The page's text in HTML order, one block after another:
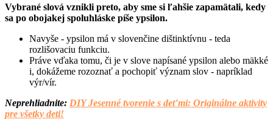
Vybrané slová vznikli preto, aby sme si ľahšie zapamätali, kedy
sa po obojakej spoluhláske píše ypsilon.
Navyše - ypsilon má v slovenčine dištinktívnu - teda
rozlišovaciu funkciu.
Práve vďaka tomu, či je v slove napísané ypsilon alebo mäkké
i, dokážeme rozoznať a pochopiť význam slov - napríklad
výr/vír.
Neprehliadnite: DIY Jesenné tvorenie s deťmi: Originálne aktivity
pre všetky deti!